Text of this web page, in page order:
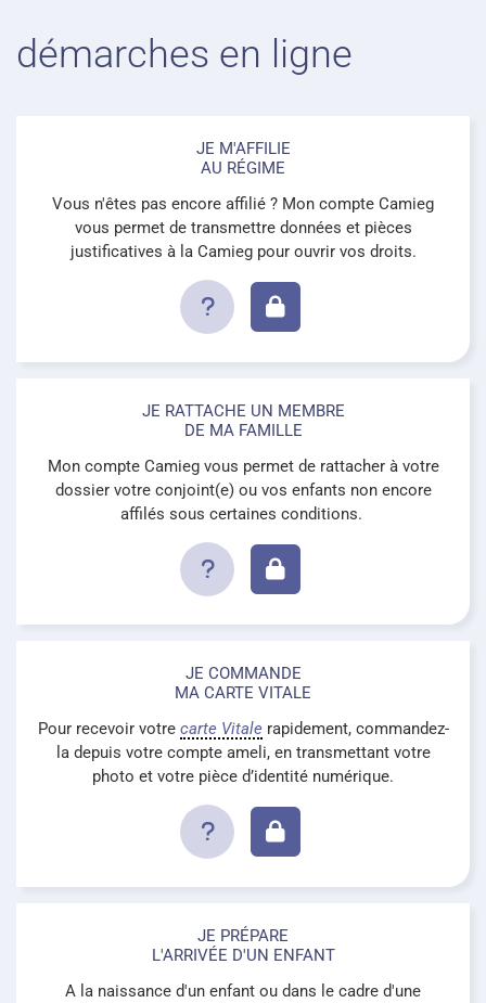
démarches en ligne
JE M'AFFILIE
AU RÉGIME
Vous n'êtes pas encore affilié ? Mon compte Camieg
vous permet de transmettre données et pièces
justificatives à la Camieg pour ouvrir vos droits.
JE RATTACHE UN MEMBRE
DE MA FAMILLE
Mon compte Camieg vous permet de rattacher à votre
dossier votre conjoint(e) ou vos enfants non encore
affilés sous certaines conditions.
JE COMMANDE
MA CARTE VITALE
Pour recevoir votre carte Vitale rapidement, commandez-
la depuis votre compte ameli, en transmettant votre
photo et votre pièce d’identité numérique.
JE PRÉPARE
L'ARRIVÉE D'UN ENFANT
A la naissance d'un enfant ou dans le cadre d'une